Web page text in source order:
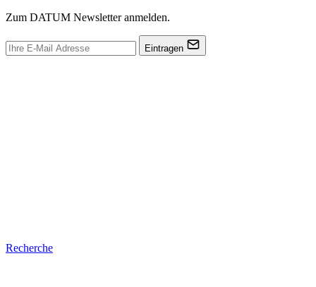
Zum DATUM Newsletter anmelden.
Eintragen
Recherche